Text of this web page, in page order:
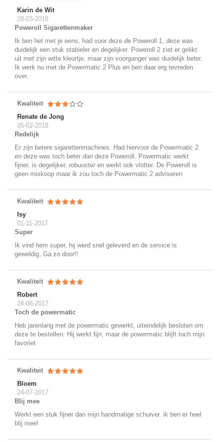
Karin de Wit
28-03-2018
Poweroll Sigarettenmaker
Ik ben het met je eens, had voor deze de Poweroll 1, deze was
duidelijk een stuk stabieler en degelijker. Poweroll 2 ziet er gelikt
uit met zijn witte kleurtje, maar zijn voorganger was duidelijk beter.
Ik werk nu met de Powermatic 2 Plus en ben daar erg tevreden
over.
Kwaliteit
Renate de Jong
05-02-2018
Redelijk
Er zijn betere sigarettenmachines. Had hiervoor de Powermatic 2
en deze was toch beter dan deze Poweroll. Powermatic werkt
fijner, is degelijker, robuuster en werkt ook vlotter. De Poweroll is
geen miskoop maar ik zou toch de Powermatic 2 adviseren
Kwaliteit
Isy
01-11-2017
Super
Ik vind hem super, hij werd snel geleverd en de service is
geweldig. Ga zo door!!
Kwaliteit
Robert
28-08-2017
Toch de powermatic
Heb jarenlang met de powermatic gewerkt, uiteindelijk besloten om
deze te bestellen: Hij werkt fijn, maar de powermatic blijft toch mijn
favoriet
Kwaliteit
Bloem
24-07-2017
Blij mee
Werkt een stuk fijner dan mijn handmatige schuiver. ik ben er heel
blij mee!